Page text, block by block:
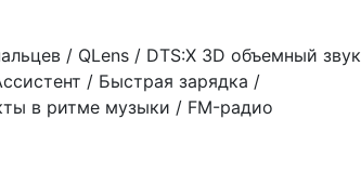
/ QLens / DTS:X 3D объемный звук
/ Быстрая зарядка /
в ритме музыки / FM-радио